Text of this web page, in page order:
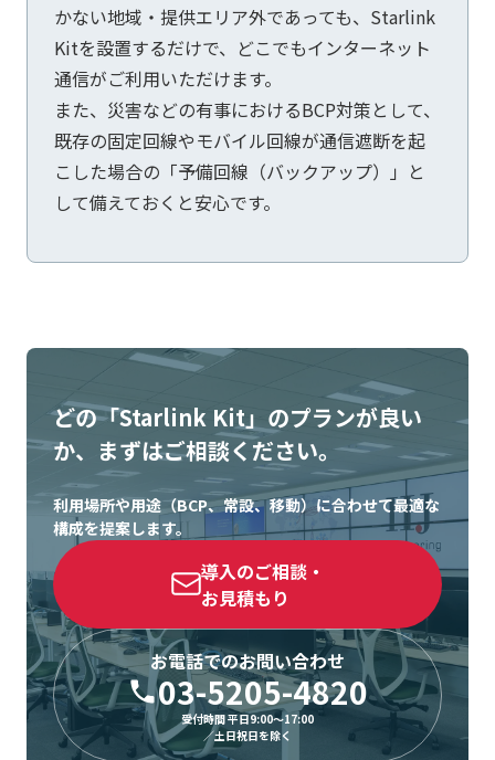
かない地域・提供エリア外であっても、Starlink
Kitを設置するだけで、どこでもインターネット
通信がご利用いただけます。
また、災害などの有事におけるBCP対策として、
既存の固定回線やモバイル回線が通信遮断を起
こした場合の「予備回線（バックアップ）」と
して備えておくと安心です。
どの「Starlink Kit」のプランが良い
か、まずはご相談ください。
利用場所や用途（BCP、常設、移動）に合わせて最適な
構成を提案します。
導入のご相談・
お見積もり
お電話でのお問い合わせ
03-5205-4820
受付時間 平日9:00〜17:00
／土日祝日を除く